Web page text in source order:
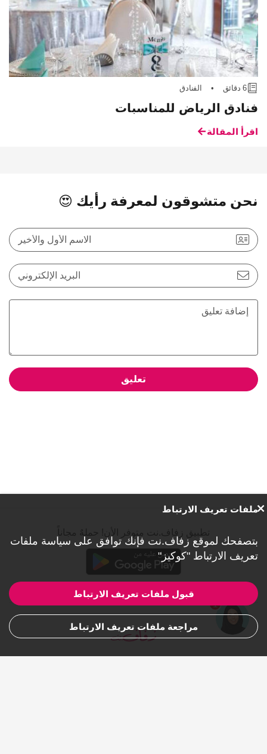
6 دقائق • الفنادق
فنادق الرياض للمناسبات
اقرأ المقالة
نحن متشوقون لمعرفة رأيك 😍
الاسم الأول والأخير
البريد الإلكتروني
تعليق
ملفات تعريف الارتباط
بتصفحك لموقع زفاف.نت فإنك توافق على سياسة ملفات
تعريف الارتباط "كوكيز"
قبول ملفات تعريف الارتباط
مراجعة ملفات تعريف الارتباط
1